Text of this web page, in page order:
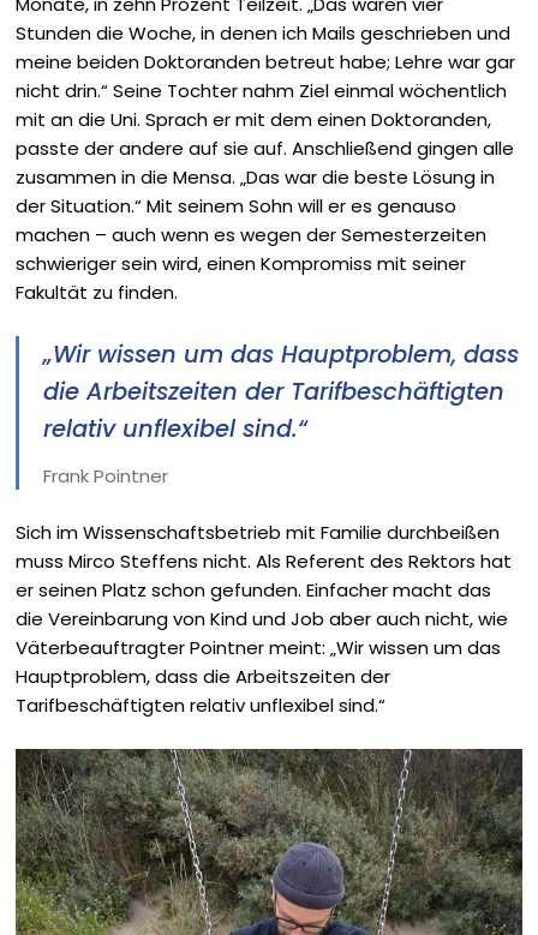
Stunden die Woche, in denen ich Mails geschrieben und
meine beiden Doktoranden betreut habe; Lehre war gar
nicht drin.“ Seine Tochter nahm Ziel einmal wöchentlich
mit an die Uni. Sprach er mit dem einen Doktoranden,
passte der andere auf sie auf. Anschließend gingen alle
zusammen in die Mensa. „Das war die beste Lösung in
der Situation.“ Mit seinem Sohn will er es genauso
machen – auch wenn es wegen der Semester­zeiten
schwieriger sein wird, einen Kompromiss mit seiner
Fakultät zu finden.
„Wir wissen um das Hauptproblem, dass
die Arbeitszeiten der Tarifbeschäftigten
relativ unflexibel sind.“
Frank Pointner
Sich im Wissenschaftsbetrieb mit Familie durchbeißen
muss Mirco Steffens nicht. Als ­Referent des Rektors hat
er seinen Platz schon gefunden. Einfacher macht das
die Vereinbarung von Kind und Job aber auch nicht, wie
­Väterbeauftragter Pointner meint: „Wir wissen um das
Hauptproblem, dass die Arbeitszeiten der
Tarifbeschäftigten relativ unflexibel sind.“